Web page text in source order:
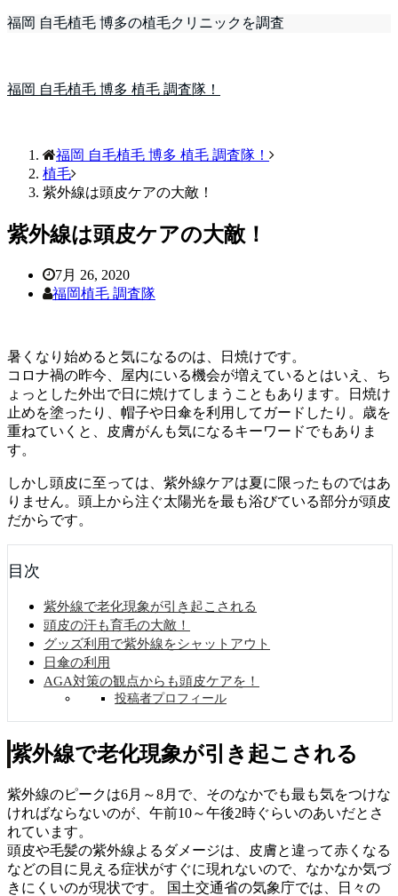
福岡 自毛植毛 博多の植毛クリニックを調査
福岡 自毛植毛 博多 植毛 調査隊！
福岡 自毛植毛 博多 植毛 調査隊！
植毛
紫外線は頭皮ケアの大敵！
紫外線は頭皮ケアの大敵！
7月 26, 2020
福岡植毛 調査隊
暑くなり始めると気になるのは、日焼けです。
コロナ禍の昨今、屋内にいる機会が増えているとはいえ、ち
ょっとした外出で日に焼けてしまうこともあります。日焼け
止めを塗ったり、帽子や日傘を利用してガードしたり。歳を
重ねていくと、皮膚がんも気になるキーワードでもありま
す。
しかし頭皮に至っては、紫外線ケアは夏に限ったものではあ
りません。頭上から注ぐ太陽光を最も浴びている部分が頭皮
だからです。
目次
紫外線で老化現象が引き起こされる
頭皮の汗も育毛の大敵！
グッズ利用で紫外線をシャットアウト
日傘の利用
AGA対策の観点からも頭皮ケアを！
投稿者プロフィール
紫外線で老化現象が引き起こされる
紫外線のピークは6月～8月で、そのなかでも最も気をつけな
ければならないのが、午前10～午後2時ぐらいのあいだとさ
れています。
頭皮や毛髪の紫外線よるダメージは、皮膚と違って赤くなる
などの目に見える症状がすぐに現れないので、なかなか気づ
きにくいのが現状です。 国土交通省の気象庁では、日々の